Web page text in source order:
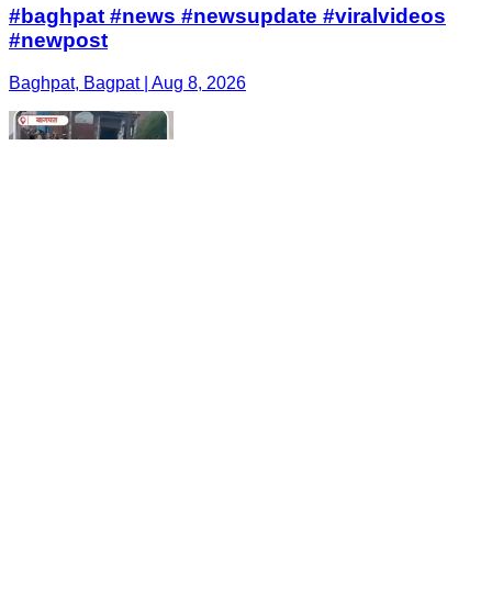
#baghpat #news #newsupdate #viralvideos
#newpost
Baghpat, Bagpat | Aug 8, 2026